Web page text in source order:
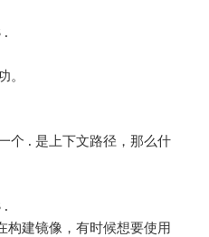
.
个 . 是上下文路径，那么什
.
建镜像，有时候想要使用